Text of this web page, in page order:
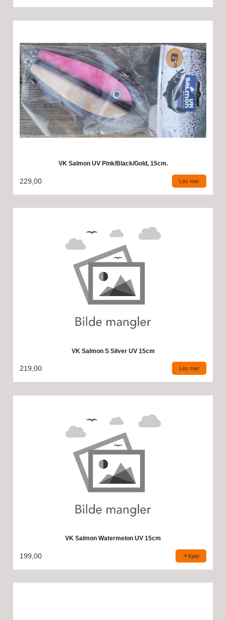
VK Salmon UV Pink/Black/Gold, 15cm.
229,00 Les mer
VK Salmon S Silver UV 15cm
219,00 Les mer
VK Salmon Watermelon UV 15cm
199,00 Kjøp